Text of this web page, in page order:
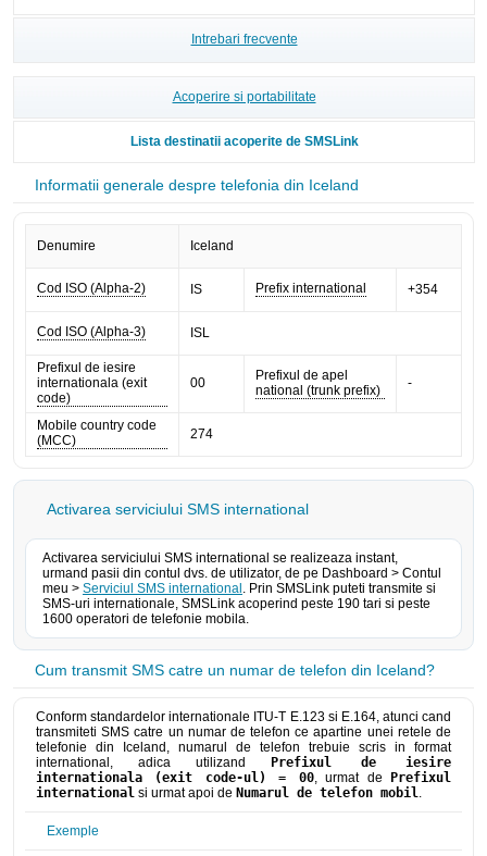
Intrebari frecvente
Acoperire si portabilitate
Lista destinatii acoperite de SMSLink
Informatii generale despre telefonia din Iceland
Denumire Iceland
Cod ISO (Alpha-2) IS Prefix international +354
Cod ISO (Alpha-3) ISL
Prefixul de iesire
internationala (exit
code)
00
Prefixul de apel
national (trunk prefix)
-
Mobile country code
(MCC)
274
Activarea serviciului SMS international
Activarea serviciului SMS international se realizeaza instant,
urmand pasii din contul dvs. de utilizator, de pe Dashboard > Contul
meu > Serviciul SMS international . Prin SMSLink puteti transmite si
SMS-uri internationale, SMSLink acoperind peste 190 tari si peste
1600 operatori de telefonie mobila.
Cum transmit SMS catre un numar de telefon din Iceland?
Conform standardelor internationale ITU-T E.123 si E.164, atunci cand
transmiteti SMS catre un numar de telefon ce apartine unei retele de
telefonie din Iceland, numarul de telefon trebuie scris in format
international, adica utilizand
Prefixul de iesire
internationala (exit code-ul) = 00, urmat de
Prefixul
international si urmat apoi de Numarul de telefon mobil.
Exemple